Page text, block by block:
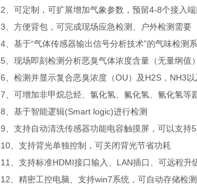
2、可定制，可扩展增加气象参数，预留4-8个接入端
3、方便背包，可完成现场应急检测、户外检测需要
4、基于“气体传感器输出信号分析技术”的气味检测
5、现场即刻检测分析恶臭气体浓度含量（无量纲值）
6、检测并显示复合恶臭浓度（OU）及H2S，NH3
7、可增加非甲烷总烃、氯化氢、氟化氢、氰化氢等
8、基于智能逻辑(Smart logic)进行检测
9、支持自动清洗传感器功能电容触摸屏，可以支持
10、支持背光单独控制，可关闭背光节省功耗
11、支持标准HDMI接口输入、LAN插口、可远程升
12、精密工控电脑、支持win7系统，可自动存储检